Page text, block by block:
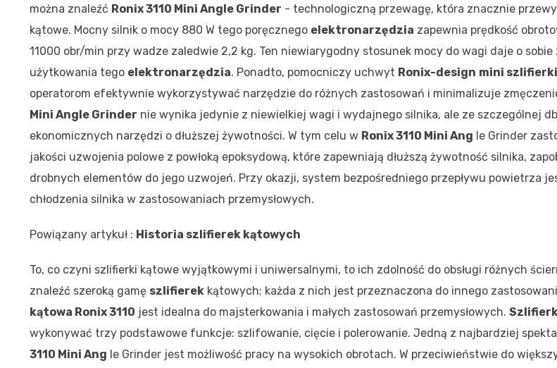
można znaleźć Ronix 3110 Mini Angle Grinder - technologiczną przewagę, która znacznie
kątowe. Mocny silnik o mocy 880 W tego poręcznego elektronarzędzia zapewnia prędkość
11000 obr/min przy wadze zaledwie 2,2 kg. Ten niewiarygodny stosunek mocy do wagi daje o sobie
użytkowania tego elektronarzędzia. Ponadto, pomocniczy uchwyt Ronix-design mini
operatorom efektywnie wykorzystywać narzędzie do różnych zastosowań i minimalizuje
Mini Angle Grinder nie wynika jedynie z niewielkiej wagi i wydajnego silnika, ale ze szczególnej
ekonomicznych narzędzi o dłuższej żywotności. W tym celu w Ronix 3110 Mini Ang le Grinder
jakości uzwojenia polowe z powłoką epoksydową, które zapewniają dłuższą żywotność silnika,
drobnych elementów do jego uzwojeń. Przy okazji, system bezpośredniego przepływu powietrza
chłodzenia silnika w zastosowaniach przemysłowych.
Powiązany artykuł : Historia szlifierek kątowych
To, co czyni szlifierki kątowe wyjątkowymi i uniwersalnymi, to ich zdolność do obsługi różnych
znaleźć szeroką gamę szlifierek kątowych; każda z nich jest przeznaczona do innego
kątowa Ronix 3110 jest idealna do majsterkowania i małych zastosowań przemysłowych.
wykonywać trzy podstawowe funkcje: szlifowanie, cięcie i polerowanie. Jedną z najbardziej
3110 Mini Ang le Grinder jest możliwość pracy na wysokich obrotach. W przeciwieństwie do